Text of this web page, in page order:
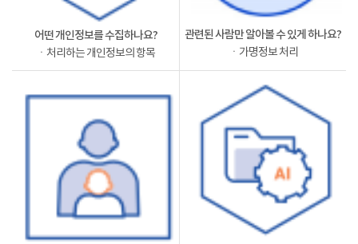
어떤 개인정보를 수집하나요?
ㆍ처리하는 개인정보의 항목
관련된 사람만 알아볼 수 있게 하나요?
ㆍ가명정보 처리